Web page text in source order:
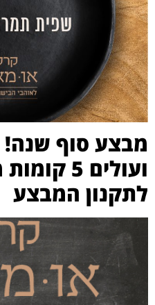
מבצע סוף שנה!
ועולים 5
לתקנון המבצע